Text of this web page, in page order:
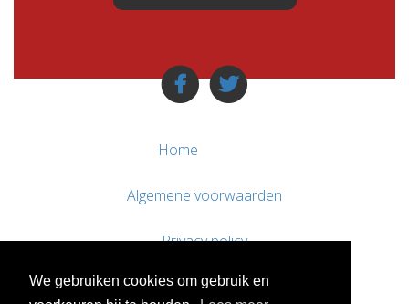
We gebruiken cookies om gebruik en
Home
Algemene voorwaarden
Privacy policy
Contact / Support